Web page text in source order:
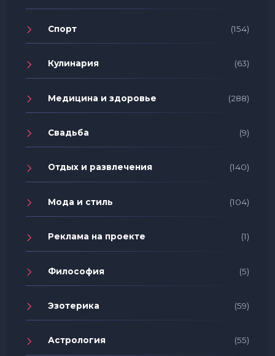
Спорт (154)
Кулинария (63)
Медицина и здоровье (288)
Свадьба (9)
Отдых и развлечения (140)
Мода и стиль (104)
Реклама на проекте (1)
Философия (5)
Эзотерика (59)
Астрология (55)